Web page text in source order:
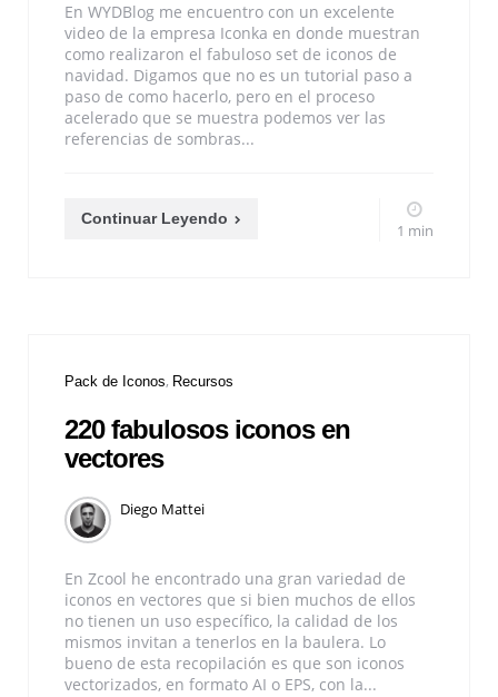
En WYDBlog me encuentro con un excelente
video de la empresa Iconka en donde muestran
como realizaron el fabuloso set de iconos de
navidad. Digamos que no es un tutorial paso a
paso de como hacerlo, pero en el proceso
acelerado que se muestra podemos ver las
referencias de sombras...
Continuar Leyendo
1 min
Pack de Iconos Recursos
220 fabulosos iconos en
vectores
Diego Mattei
En Zcool he encontrado una gran variedad de
iconos en vectores que si bien muchos de ellos
no tienen un uso específico, la calidad de los
mismos invitan a tenerlos en la baulera. Lo
bueno de esta recopilación es que son iconos
vectorizados, en formato AI o EPS, con la...